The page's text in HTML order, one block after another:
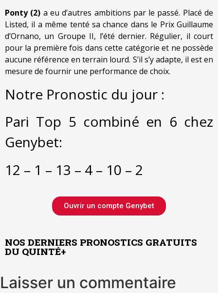
Ponty (2) a eu d’autres ambitions par le passé. Placé de
Listed, il a même tenté sa chance dans le Prix Guillaume
d’Ornano, un Groupe II, l’été dernier. Régulier, il court
pour la première fois dans cette catégorie et ne possède
aucune référence en terrain lourd. S’il s’y adapte, il est en
mesure de fournir une performance de choix.
Notre Pronostic du jour :
Pari Top 5 combiné en 6 chez
Genybet:
12 – 1 – 13 – 4 – 10 – 2
Ouvrir un compte Genybet
NOS DERNIERS PRONOSTICS GRATUITS
DU QUINTÉ+
Laisser un commentaire